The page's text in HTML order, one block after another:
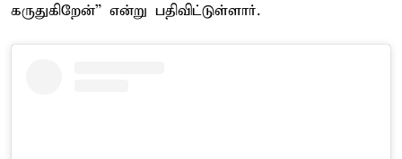
கருதுகிறேன்” என்று பதிவிட்டுள்ளார்.